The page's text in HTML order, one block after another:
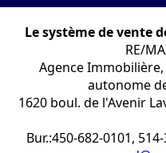
Le système de vente
RE/
Agence
autonome
1620 boul. de l'Avenir
Bur.:450-682-0101,